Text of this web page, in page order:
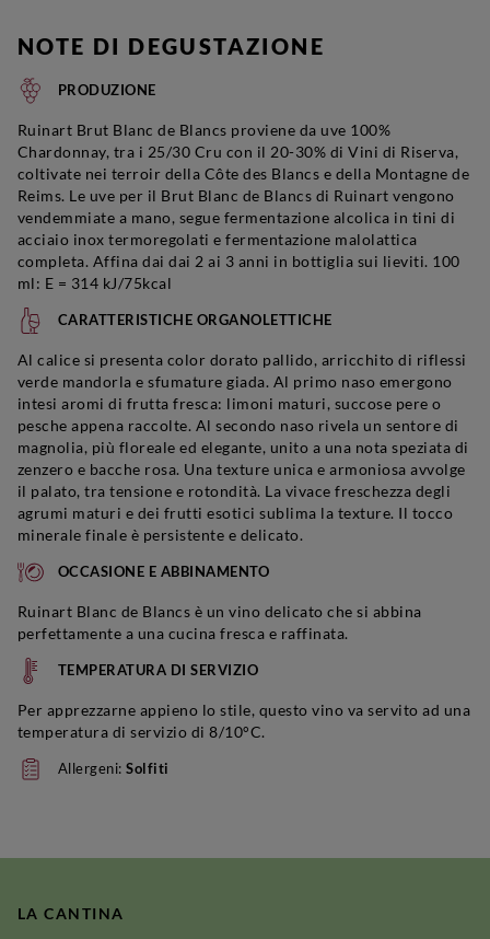
NOTE DI DEGUSTAZIONE
PRODUZIONE
Ruinart Brut Blanc de Blancs proviene da uve 100%
Chardonnay, tra i 25/30 Cru con il 20-30% di Vini di Riserva,
coltivate nei terroir della Côte des Blancs e della Montagne de
Reims. Le uve per il Brut Blanc de Blancs di Ruinart vengono
vendemmiate a mano, segue fermentazione alcolica in tini di
acciaio inox termoregolati e fermentazione malolattica
completa. Affina dai dai 2 ai 3 anni in bottiglia sui lieviti. 100
ml: E = 314 kJ/75kcal
CARATTERISTICHE ORGANOLETTICHE
Al calice si presenta color dorato pallido, arricchito di riflessi
verde mandorla e sfumature giada. Al primo naso emergono
intesi aromi di frutta fresca: limoni maturi, succose pere o
pesche appena raccolte. Al secondo naso rivela un sentore di
magnolia, più floreale ed elegante, unito a una nota speziata di
zenzero e bacche rosa. Una texture unica e armoniosa avvolge
il palato, tra tensione e rotondità. La vivace freschezza degli
agrumi maturi e dei frutti esotici sublima la texture. Il tocco
minerale finale è persistente e delicato.
OCCASIONE E ABBINAMENTO
Ruinart Blanc de Blancs è un vino delicato che si abbina
perfettamente a una cucina fresca e raffinata.
TEMPERATURA DI SERVIZIO
Per apprezzarne appieno lo stile, questo vino va servito ad una
temperatura di servizio di 8/10°C.
Allergeni:Solfiti
LA CANTINA